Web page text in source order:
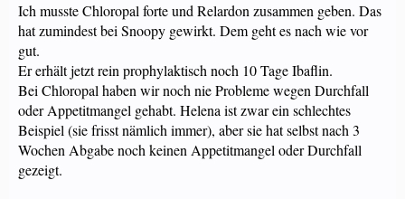
Ich musste Chloropal forte und Relardon zusammen geben. Das
hat zumindest bei Snoopy gewirkt. Dem geht es nach wie vor
gut.
Er erhält jetzt rein prophylaktisch noch 10 Tage Ibaflin.
Bei Chloropal haben wir noch nie Probleme wegen Durchfall
oder Appetitmangel gehabt. Helena ist zwar ein schlechtes
Beispiel (sie frisst nämlich immer), aber sie hat selbst nach 3
Wochen Abgabe noch keinen Appetitmangel oder Durchfall
gezeigt.